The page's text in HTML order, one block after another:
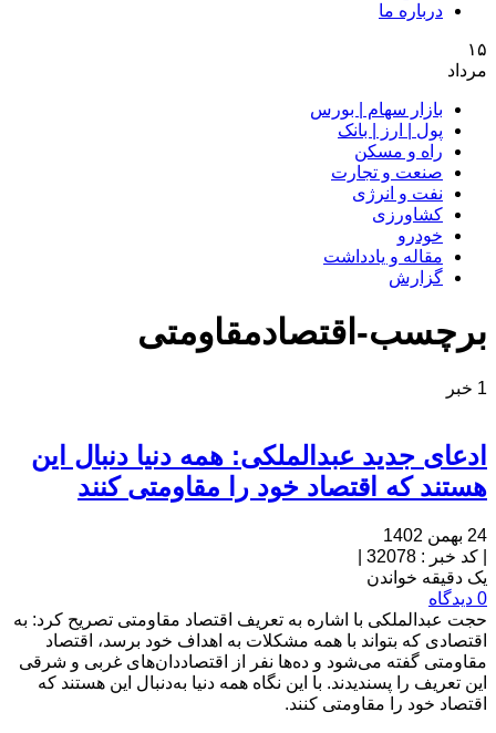
درباره ما
۱۵
مرداد
بازار سهام | بورس
پول | ارز | بانک
راه و مسکن
صنعت و تجارت
نفت و انرژی
کشاورزی
خودرو
مقاله و یادداشت
گزارش
برچسب-اقتصادمقاومتی
1 خبر
ادعای جدید عبدالملکی: همه دنیا دنبال این
هستند که اقتصاد خود را مقاومتی کنند
24 بهمن 1402
کد خبر : 32078
یک دقیقه خواندن
0 دیدگاه
حجت عبدالملکی با اشاره به تعریف اقتصاد مقاومتی تصریح کرد: به
اقتصادی که بتواند با همه مشکلات به اهداف خود برسد، اقتصاد
مقاومتی گفته می‌‌شود و ده‌ها نفر از اقتصاددان‌های غربی و شرقی
این تعریف را پسندیدند. با این نگاه همه دنیا به‌دنبال این هستند که
اقتصاد خود را مقاومتی کنند.